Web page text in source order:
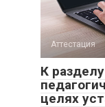
Аттестация
К
целях